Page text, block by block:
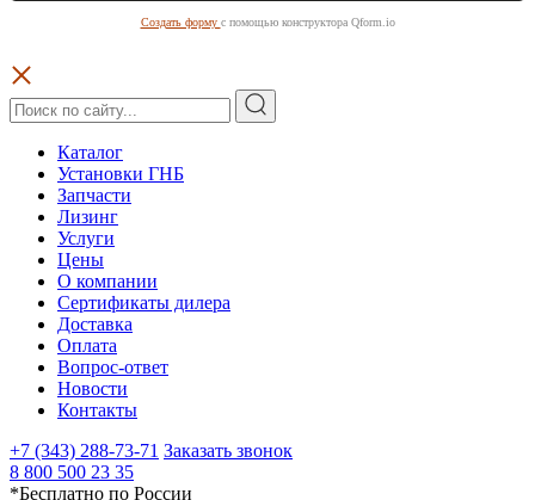
Создать форму с помощью конструктора Qform.io
Каталог
Установки ГНБ
Запчасти
Лизинг
Услуги
Цены
О компании
Сертификаты дилера
Доставка
Оплата
Вопрос-ответ
Новости
Контакты
+7 (343) 288-73-71 Заказать звонок
8 800 500 23 35
*Бесплатно по России